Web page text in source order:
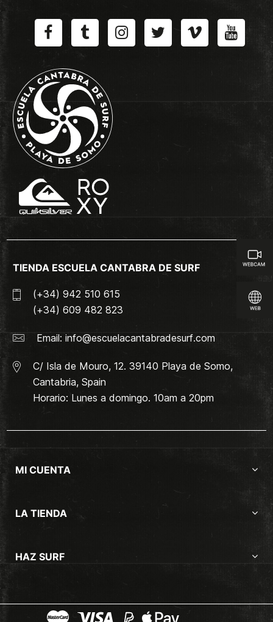
TIENDA ESCUELA CANTABRA DE SURF
(+34) 942 510 615
(+34) 609 482 823
Email: info@escuelacantabradesurf.com
C/ Isla de Mouro, 12. 39140 Playa de Somo,
Cantabria, Spain
Horario: Lunes a domingo. 10am a 20pm
MI CUENTA
LA TIENDA
HAZ SURF